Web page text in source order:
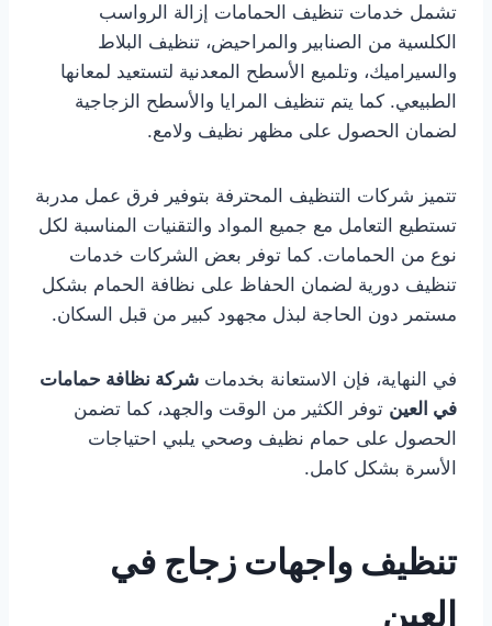
تشمل خدمات تنظيف الحمامات إزالة الرواسب
الكلسية من الصنابير والمراحيض، تنظيف البلاط
والسيراميك، وتلميع الأسطح المعدنية لتستعيد لمعانها
الطبيعي. كما يتم تنظيف المرايا والأسطح الزجاجية
لضمان الحصول على مظهر نظيف ولامع.
تتميز شركات التنظيف المحترفة بتوفير فرق عمل مدربة
تستطيع التعامل مع جميع المواد والتقنيات المناسبة لكل
نوع من الحمامات. كما توفر بعض الشركات خدمات
تنظيف دورية لضمان الحفاظ على نظافة الحمام بشكل
مستمر دون الحاجة لبذل مجهود كبير من قبل السكان.
في النهاية، فإن الاستعانة بخدمات شركة نظافة حمامات
في العين توفر الكثير من الوقت والجهد، كما تضمن
الحصول على حمام نظيف وصحي يلبي احتياجات
الأسرة بشكل كامل.
تنظيف واجهات زجاج في
العين